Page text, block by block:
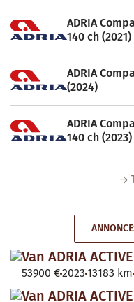
ADRIA
140 ch (2021)
ADRIA
(2024)
ADRIA
140 ch (2023)
Van ADRIA
53900 €2023 13183 km
Van ADRIA